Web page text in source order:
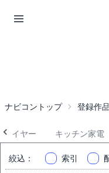
ナビコントップ 登録作品
レイヤー キッチン家電
絞込 ： 索引